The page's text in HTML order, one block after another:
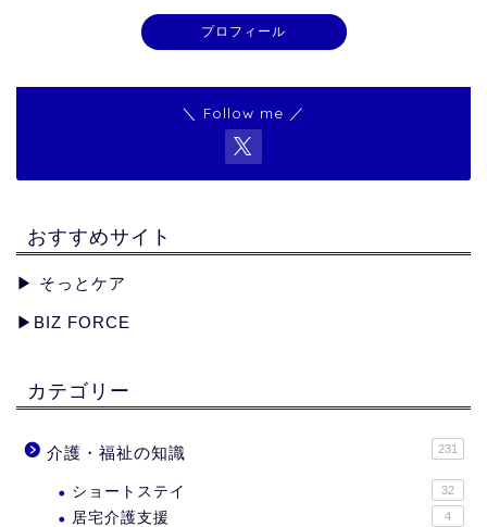
プロフィール
＼ Follow me ／
おすすめサイト
▶︎ そっとケア
▶︎ BIZ FORCE
カテゴリー
介護・福祉の知識 231
ショートステイ 32
居宅介護支援 4